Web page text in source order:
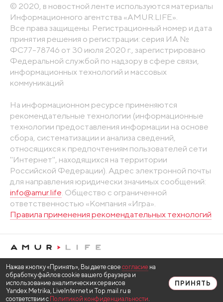
© 2020, в новостной ленте используются материалы
Информационного агентства «AMUR.LIFE».
Все права защищены. Регистрационный номер и дата
принятия решения о регистрации: серия ИА №
ФС77-78746 от 30 июля 2020 г., зарегистрировано
Федеральной службой по надзору в сфере связи,
информационных технологий и массовых
коммуникаций
На информационном ресурсе применяются
рекомендательные технологии (информационные
технологии предоставления информации на основе
сбора, систематизации и анализа сведений,
относящихся к предпочтениям пользователей сети
"Интернет", находящихся на территории
Российской Федерации). Адрес электронной почты
для направления юридически значимых сообщений:
info@amur.life . Общество с ограниченной
ответственностью «Компания «Игра».
Правила применения рекомендательных технологий
Нажав кнопку «Принять», Вы даете свое согласие на
обработку файлов cookie вашего браузера и
использование аналитических сервисов
Yandex.Metrika, LiveInternet и Top.mail.ru в
соответствии с Политикой конфиденциальности.
ПРИНЯТЬ